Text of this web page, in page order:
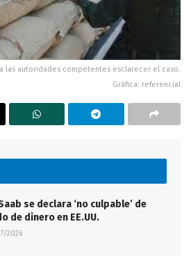
las autoridades competentes esclarecer el caso.
Gráfica: referencial
se declara ‘no culpable’ de
de dinero en EE.UU.
2026